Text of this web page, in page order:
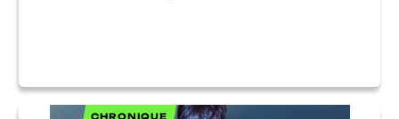
CHRONIQUE